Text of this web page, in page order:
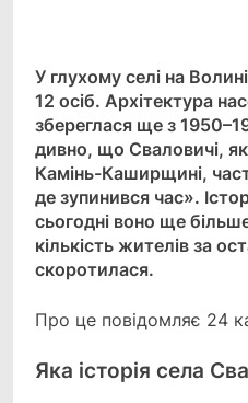
У глухому селі на
12 осіб. Архітектура
збереглася ще з
дивно, що Сваловичі,
Камінь-Каширщині,
де зупинився час».
сьогодні воно ще
кількість жителів за
скоротилася.
Про це повідомляє 24
Яка історія села